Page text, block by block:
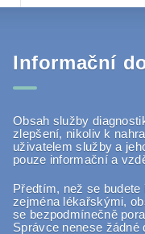
Informační
Obsah služby
zlepšení, nikoliv k
uživatelem služby a
pouze informační a
Předtím, než se
zejména lékařskými,
se bezpodmínečně
Správce nenese